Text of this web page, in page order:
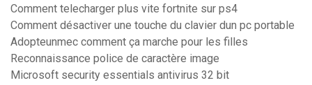
Comment telecharger plus vite fortnite sur ps4
Comment désactiver une touche du clavier dun pc portable
Adopteunmec comment ça marche pour les filles
Reconnaissance police de caractère image
Microsoft security essentials antivirus 32 bit